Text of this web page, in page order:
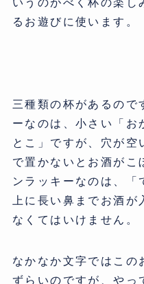
るお遊びに使います。
三種類の杯があるので
ーなのは、小さい「お
とこ」ですが、穴が空
で置かないとお酒がこ
ンラッキーなのは、「
上に長い鼻までお酒
なくてはいけません。
なかなか文字ではこの
ずらいのですが、やっ